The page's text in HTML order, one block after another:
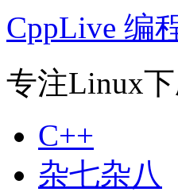
CppLive 编
专注Linux
C++
杂七杂八